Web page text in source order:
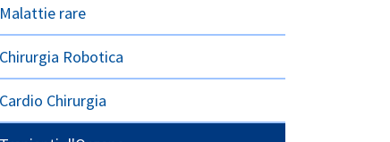
Malattie rare
Chirurgia Robotica
Cardio Chirurgia